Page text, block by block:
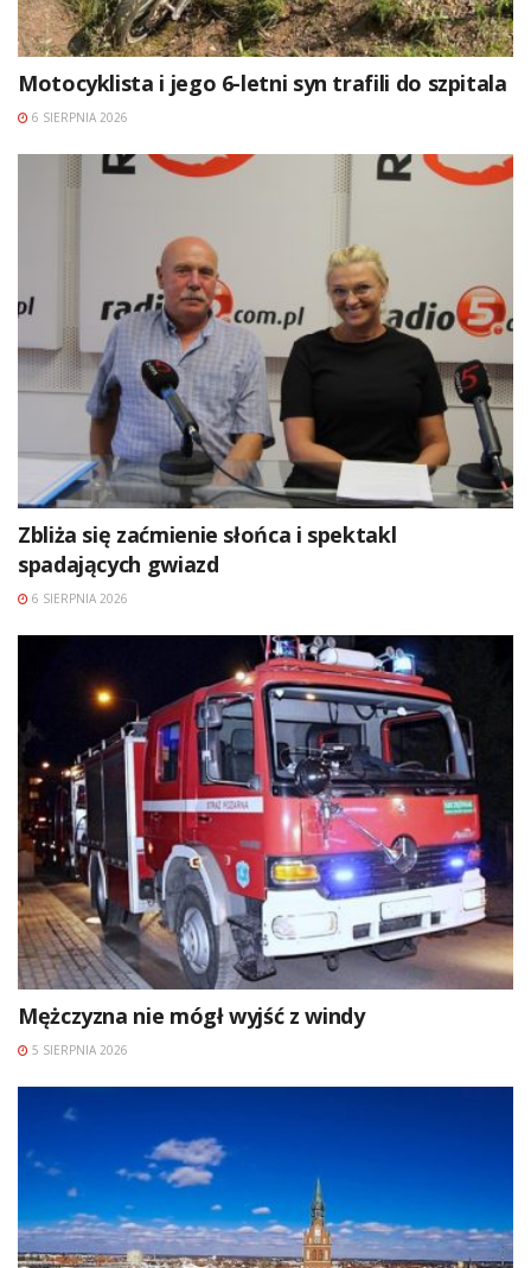
Motocyklista i jego 6-letni syn trafili do szpitala
6 SIERPNIA 2026
Zbliża się zaćmienie słońca i spektakl
spadających gwiazd
6 SIERPNIA 2026
Mężczyzna nie mógł wyjść z windy
5 SIERPNIA 2026